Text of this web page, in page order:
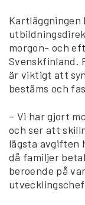
morgon- och
Svenskfinland.
är viktigt att
bestäms och
– Vi har gjort
och ser att
lägsta avgiften
då familjer
beroende på
utvecklingschef